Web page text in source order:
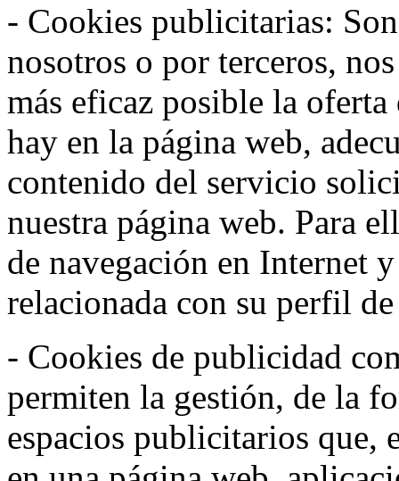
- Cookies publicitarias:
nosotros o por terceros,
más eficaz posible la
hay en la página web,
contenido del servicio
nuestra página web. Para
de navegación en Internet
relacionada con su perfil
- Cookies de publicidad
permiten la gestión, de la
espacios publicitarios que,